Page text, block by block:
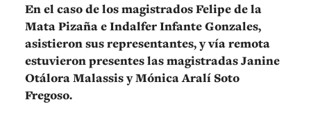
En el caso de los magistrados Felipe de la
Mata Pizaña e Indalfer Infante Gonzales,
asistieron sus representantes, y vía remota
estuvieron presentes las magistradas Janine
Otálora Malassis y Mónica Aralí Soto
Fregoso.